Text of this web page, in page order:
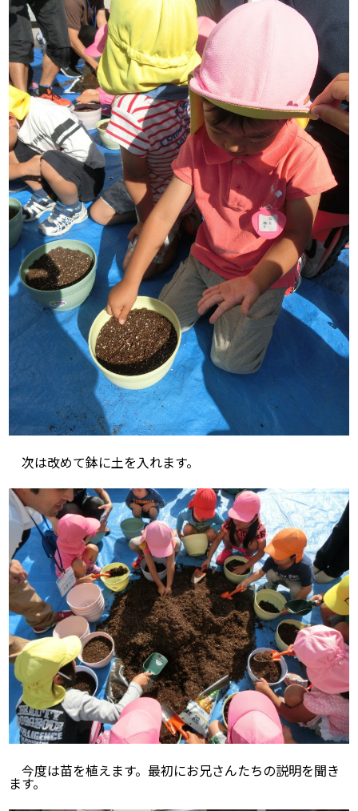
次は改めて鉢に土を入れます。
今度は苗を植えます。最初にお兄さんたちの説明を聞き
ます。